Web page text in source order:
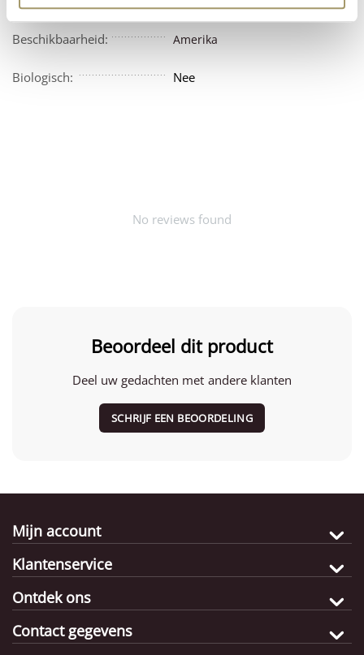
Beschikbaarheid: Amerika
Biologisch: Nee
No reviews found
Beoordeel dit product
Deel uw gedachten met andere klanten
SCHRIJF EEN BEOORDELING
Mijn account
Klantenservice
Ontdek ons
Contact gegevens